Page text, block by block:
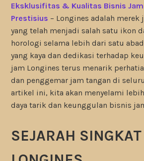
Eksklusifitas & Kualitas Bisnis
Prestisius – Longines adalah merek
yang telah menjadi salah satu ikon
horologi selama lebih dari satu
yang kaya dan dedikasi terhadap
jam Longines terus menarik
dan penggemar jam tangan di
artikel ini, kita akan menyelami
daya tarik dan keunggulan bisnis
SEJARAH SINGKAT